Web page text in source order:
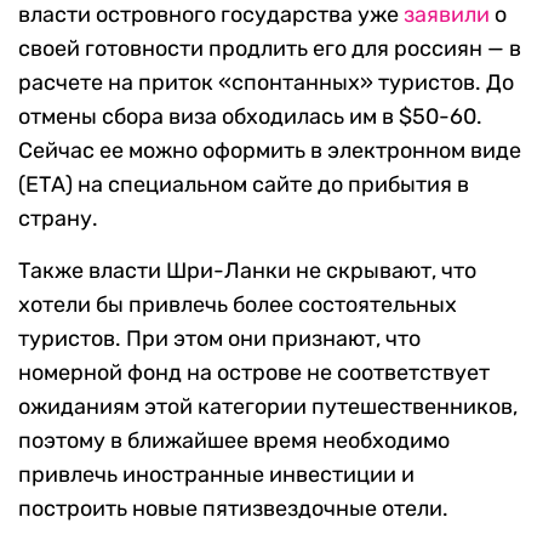
власти островного государства ужезаявили о
своей готовности продлить его для россиян — в
расчете на приток «спонтанных» туристов. До
отмены сбора виза обходилась им в $50-60.
Сейчас ее можно оформить в электронном виде
(ЕТА) на специальном сайте до прибытия в
страну.
Также власти Шри-Ланки не скрывают, что
хотели бы привлечь более состоятельных
туристов. При этом они признают, что
номерной фонд на острове не соответствует
ожиданиям этой категории путешественников,
поэтому в ближайшее время необходимо
привлечь иностранные инвестиции и
построить новые пятизвездочные отели.